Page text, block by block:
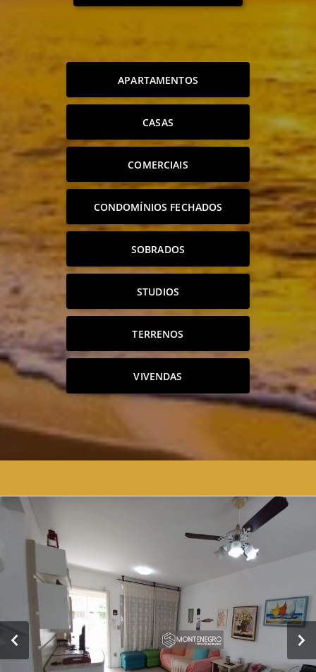
APARTAMENTOS
CASAS
COMERCIAIS
CONDOMÍNIOS FECHADOS
SOBRADOS
STUDIOS
TERRENOS
VIVENDAS